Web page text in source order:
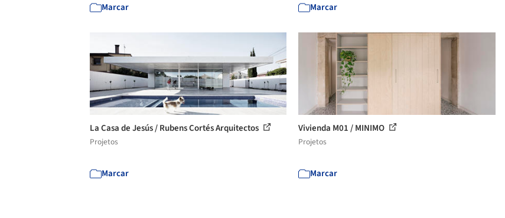
Marcar Marcar
La Casa de Jesús / Rubens Cortés Arquitectos
Projetos
Marcar
Vivienda M01 / MINIMO
Projetos
Marcar